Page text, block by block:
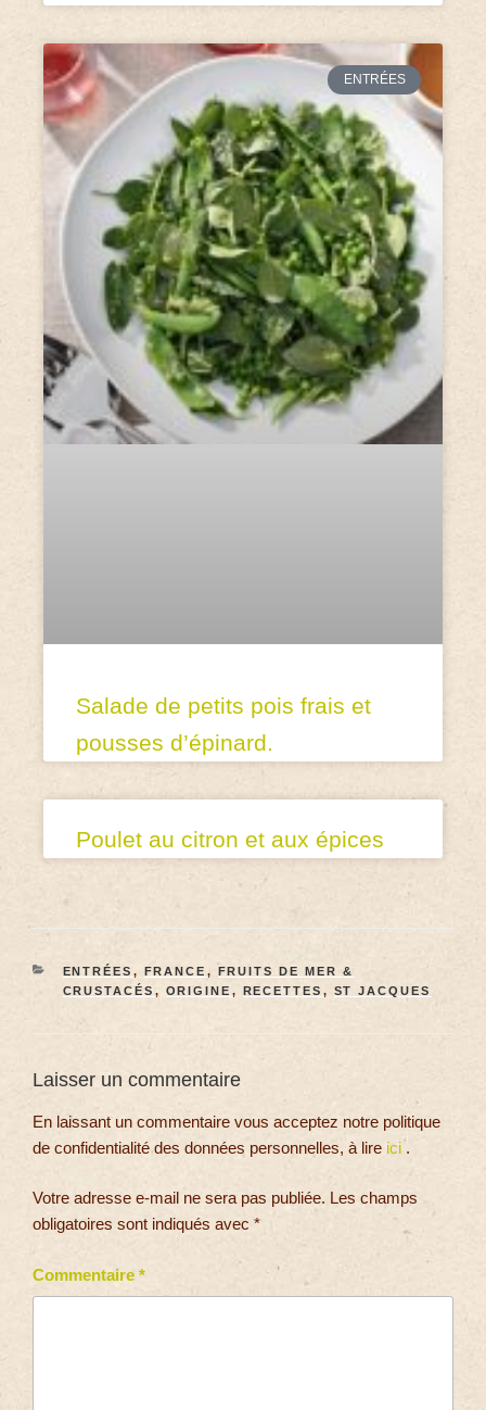
ENTRÉES
Salade de petits pois frais et
pousses d’épinard.
Poulet au citron et aux épices
ENTRÉES , FRANCE ,
FRUITS DE MER &
CRUSTACÉS , ORIGINE , RECETTES , ST JACQUES
Laisser un commentaire
En laissant un commentaire vous acceptez notre politique
de confidentialité des données personnelles, à lire ici.
Votre adresse e-mail ne sera pas publiée. Les champs
obligatoires sont indiqués avec *
Commentaire *